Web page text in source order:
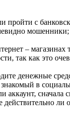
пройти с
мошенники;
– магазинах
так как это
денежные
в
аккаунт, сначала
действительно ли